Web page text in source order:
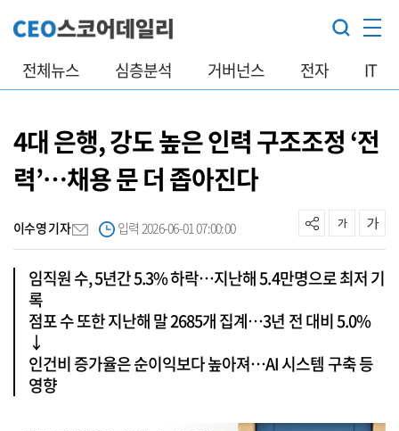
전체뉴스 심층분석 거버넌스 전자 IT
4대 은행, 강도 높은 인력 구조조정 ‘전
력’…채용 문 더 좁아진다
이수영 기자 입력 2026-06-01 07:00:00
임직원 수, 5년간 5.3% 하락…지난해 5.4만명으로 최저 기
록
점포 수 또한 지난해 말 2685개 집계…3년 전 대비 5.0%
↓
인건비 증가율은 순이익보다 높아져…AI 시스템 구축 등
영향